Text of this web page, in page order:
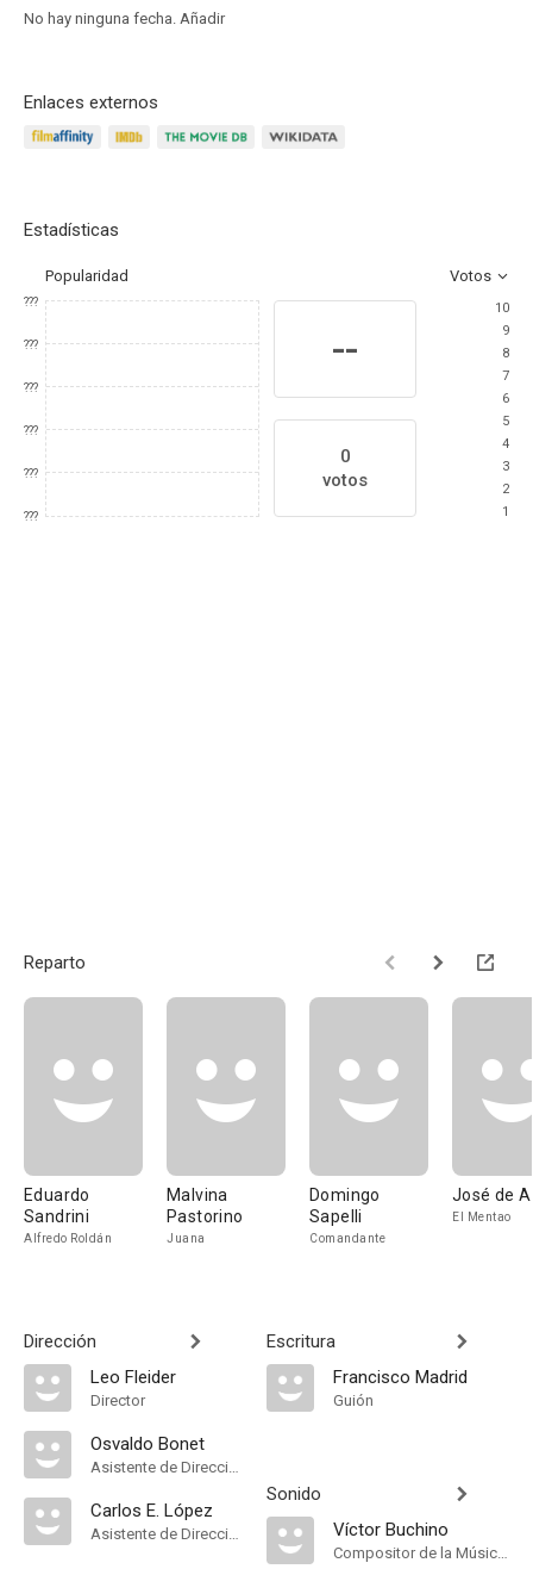
No hay ninguna fecha. Añadir
Enlaces externos
Estadísticas
Popularidad Votos
???
???
???
???
???
???
--
0
votos
10
9
8
7
6
5
4
3
2
1
Reparto
Eduardo
Sandrini
Alfredo Roldán
Malvina
Pastorino
Juana
Domingo
Sapelli
Comandante
José de
El Mentao
Dirección
Leo Fleider
Director
Osvaldo Bonet
Asistente de Dirección
Carlos E. López
Asistente de Dirección
Escritura
Francisco Madrid
Guión
Sonido
Víctor Buchino
Compositor de la Música Original, Música